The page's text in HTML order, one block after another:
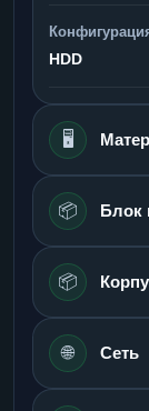
HDD
🖥️
📦 Блок
📦
🌐 Сеть